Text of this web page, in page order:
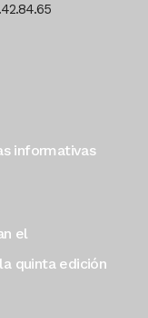
informativas
el
quinta edición